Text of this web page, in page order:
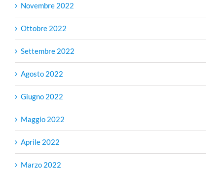
Novembre 2022
Ottobre 2022
Settembre 2022
Agosto 2022
Giugno 2022
Maggio 2022
Aprile 2022
Marzo 2022